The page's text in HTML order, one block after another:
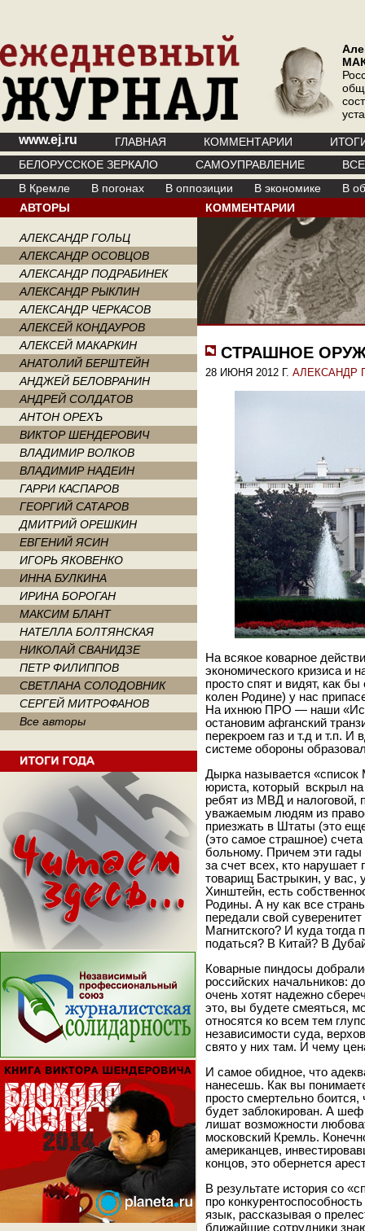
www.ej.ru ГЛАВНАЯ КОММЕНТАРИИ
БЕЛОРУССКОЕ ЗЕРКАЛО
САМОУПРАВЛЕНИЕ
В Кремле
В погонах В оппозиции В экономике
В
АВТОРЫ
АЛЕКСАНДР ГОЛЬЦ
АЛЕКСАНДР ОСОВЦОВ
АЛЕКСАНДР ПОДРАБИНЕК
АЛЕКСАНДР РЫКЛИН
АЛЕКСАНДР ЧЕРКАСОВ
АЛЕКСЕЙ КОНДАУРОВ
АЛЕКСЕЙ МАКАРКИН
АНАТОЛИЙ БЕРШТЕЙН
АНДЖЕЙ БЕЛОВРАНИН
АНДРЕЙ СОЛДАТОВ
АНТОН ОРЕХЪ
ВИКТОР ШЕНДЕРОВИЧ
ВЛАДИМИР ВОЛКОВ
ВЛАДИМИР НАДЕИН
ГАРРИ КАСПАРОВ
ГЕОРГИЙ САТАРОВ
ДМИТРИЙ ОРЕШКИН
ЕВГЕНИЙ ЯСИН
ИГОРЬ ЯКОВЕНКО
ИННА БУЛКИНА
ИРИНА БОРОГАН
МАКСИМ БЛАНТ
НАТЕЛЛА БОЛТЯНСКАЯ
НИКОЛАЙ СВАНИДЗЕ
ПЕТР ФИЛИППОВ
СВЕТЛАНА СОЛОДОВНИК
СЕРГЕЙ МИТРОФАНОВ
Все авторы
КОММЕНТАРИИ
СТРАШНОЕ
28 ИЮНЯ 2012 Г. АЛЕКСАНДР
На всякое коварное
экономического кризиса и
просто спят и видят, как
колен Родине) у нас
На ихнюю ПРО — наши
остановим афганский
перекроем газ и т.д и т.п. И
системе обороны
Дырка называется «список
юриста, который вскрыл
ребят из МВД и налоговой,
уважаемым людям из
приезжать в Штаты (это
(это самое страшное)
больному. Причем эти гады
за счет всех, кто
товарищ Бастрыкин, у вас,
Хинштейн, есть
Родины. А ну как все
передали свой
Магнитского? И куда тогда
податься? В Китай? В
Коварные пиндосы
российских начальников:
очень хотят надежно
это, вы будете смеяться,
относятся ко всем тем
независимости суда,
свято у них там. И чему
И самое обидное, что
нанесешь. Как вы
просто смертельно боится,
будет заблокирован. А
лишат возможности
московский Кремль.
американцев,
концов, это обернется
В результате история со
про
язык, рассказывая о
ближайшие сотрудники